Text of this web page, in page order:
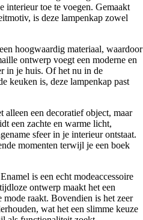
interieur toe te voegen. Gemaakt
is deze lampenkap zowel
hoogwaardig materiaal, waardoor
ontwerp voegt een moderne en
in je huis. Of het nu in de
keuken is, deze lampenkap past
alleen een decoratief object, maar
een zachte en warme licht,
sfeer in je interieur ontstaat.
momenten terwijl je een boek
is een echt modeaccessoire
ontwerp maakt het een
raakt. Bovendien is het zeer
wat het een slimme keuze